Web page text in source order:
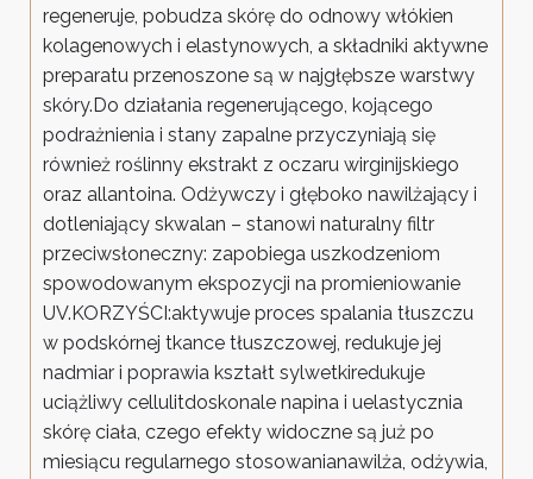
regeneruje, pobudza skórę do odnowy włókien
kolagenowych i elastynowych, a składniki aktywne
preparatu przenoszone są w najgłębsze warstwy
skóry.Do działania regenerującego, kojącego
podrażnienia i stany zapalne przyczyniają się
również roślinny ekstrakt z oczaru wirginijskiego
oraz allantoina. Odżywczy i głęboko nawilżający i
dotleniający skwalan – stanowi naturalny filtr
przeciwsłoneczny: zapobiega uszkodzeniom
spowodowanym ekspozycji na promieniowanie
UV.KORZYŚCI:aktywuje proces spalania tłuszczu
w podskórnej tkance tłuszczowej, redukuje jej
nadmiar i poprawia kształt sylwetkiredukuje
uciążliwy cellulitdoskonale napina i uelastycznia
skórę ciała, czego efekty widoczne są już po
miesiącu regularnego stosowanianawilża, odżywia,